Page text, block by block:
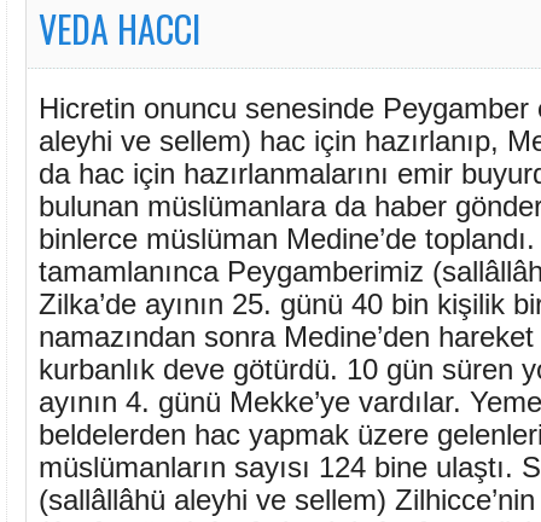
VEDA HACCI
Hicretin onuncu senesinde Peygamber
aleyhi ve sellem) hac için hazırlanıp,
da hac için hazırlanmalarını emir
bulunan müslümanlara da haber
binlerce müslüman Medine’de toplandı.
tamamlanınca Peygamberimiz
Zilka’de ayının 25. günü 40 bin kişilik
namazından sonra Medine’den
kurbanlık deve götürdü. 10 gün süren
ayının 4. günü Mekke’ye vardılar.
beldelerden hac yapmak üzere
müslümanların sayısı 124 bine ulaştı.
(sallâllâhü aleyhi ve sellem)